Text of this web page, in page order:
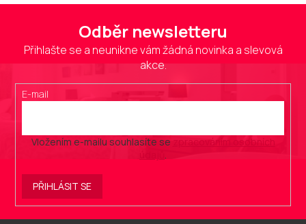
Odběr newsletteru
Přihlašte se a neunikne vám žádná novinka a slevová
akce.
E-mail
Vložením e-mailu souhlasíte se zpracováním osobních
.
PŘIHLÁSIT SE